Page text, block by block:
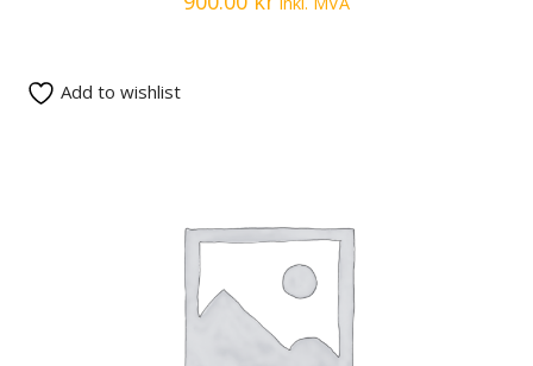
Add to wishlist